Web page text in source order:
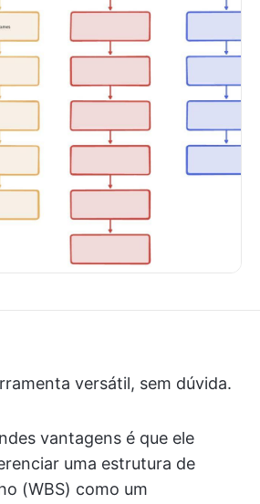
versátil, sem dúvida.
vantagens é que ele
uma estrutura de
(WBS) como um